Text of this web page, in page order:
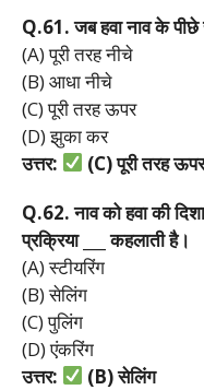
Q.61.जबहवानावकेपीछे
(A) पूरी तरह नीचे
(B) आधा नीचे
(C) पूरी तरह ऊपर
(D) झुका कर
उत्तर:
(C)पूरीतरह
Q.62.नावकोहवाकी
प्रक्रिया ___कहलातीहै।
(A) स्टीयरिंग
(B) सेलिंग
(C) पुलिंग
(D) एंकरिंग
उत्तर:
(B)सेलिंग